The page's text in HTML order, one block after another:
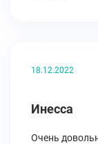
18.12.2022
Инесса
Очень